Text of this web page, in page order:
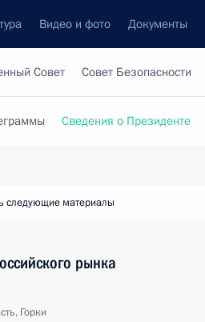
Видео и фото Документы
Совет Совет Безопасности
Сведения о Президенте
следующие материалы
рынка
Горки